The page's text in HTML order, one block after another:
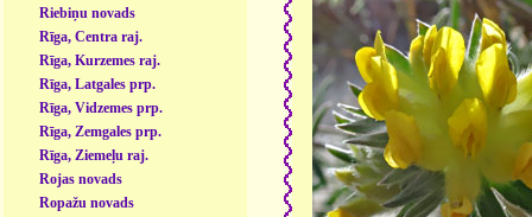
Riebiņu novads
Rīga, Centra raj.
Rīga, Kurzemes raj.
Rīga, Latgales prp.
Rīga, Vidzemes prp.
Rīga, Zemgales prp.
Rīga, Ziemeļu raj.
Rojas novads
Ropažu novads